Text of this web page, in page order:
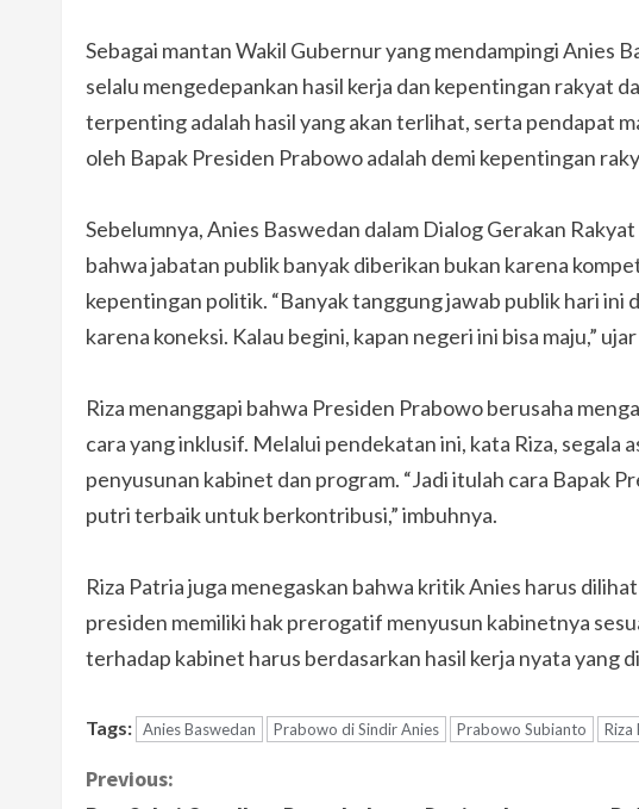
Sebagai mantan Wakil Gubernur yang mendampingi Anies
selalu mengedepankan hasil kerja dan kepentingan rakyat
terpenting adalah hasil yang akan terlihat, serta pendapat
oleh Bapak Presiden Prabowo adalah demi kepentingan
Sebelumnya, Anies Baswedan dalam Dialog Gerakan
bahwa jabatan publik banyak diberikan bukan karena
kepentingan politik. “Banyak tanggung jawab publik hari ini
karena koneksi. Kalau begini, kapan negeri ini bisa maju,”
Riza menanggapi bahwa Presiden Prabowo berusaha
cara yang inklusif. Melalui pendekatan ini, kata Riza, segala
penyusunan kabinet dan program. “Jadi itulah cara Bapak
putri terbaik untuk berkontribusi,” imbuhnya.
Riza Patria juga menegaskan bahwa kritik Anies harus
presiden memiliki hak prerogatif menyusun kabinetnya
terhadap kabinet harus berdasarkan hasil kerja nyata yang
Tags: Anies Baswedan Prabowo di Sindir Anies Prabowo Subianto Riza
C
Previous: